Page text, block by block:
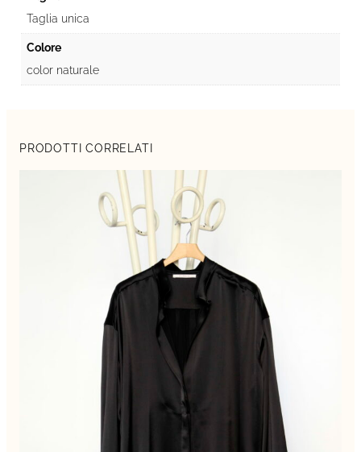
Taglia unica
Colore
color naturale
PRODOTTI CORRELATI